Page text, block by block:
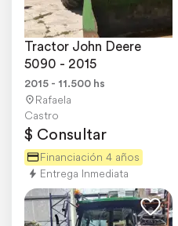
Tractor John Deere
5090 - 2015
2015 - 11.500 hs
Rafaela
Castro
$ Consultar
Financiación 4 años
Entrega Inmediata